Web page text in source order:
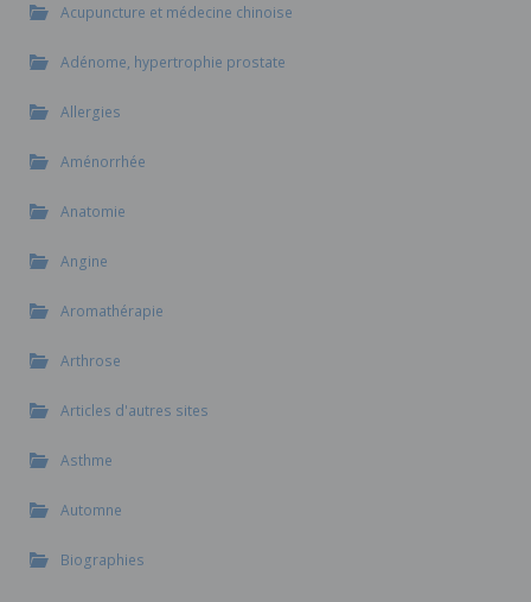
Acupuncture et médecine chinoise
Adénome, hypertrophie prostate
Allergies
Aménorrhée
Anatomie
Angine
Aromathérapie
Arthrose
Articles d'autres sites
Asthme
Automne
Biographies